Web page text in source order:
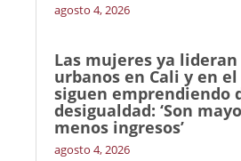
agosto 4, 2026
Las mujeres ya lideran
urbanos en Cali y en
siguen emprendiendo
desigualdad: ‘Son
menos ingresos’
agosto 4, 2026